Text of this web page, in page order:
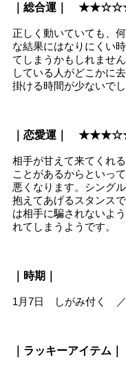
｜総合運｜
正しく動いていても、
な結果にはなりにくい
てしまうかもしれませ
している人がどこかに
掛ける時間が少ないでし
｜恋愛運｜
相手が甘えて来てくれ
ことがあるからといっ
悪くなります。シング
抱えてあげるスタンス
は相手に騙されないよ
れてしまうようです。
｜時期｜
1月7日 しがみ付く
｜ラッキーアイテム｜